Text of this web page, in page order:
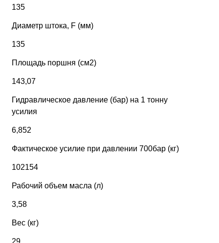
135
Диаметр штока, F (мм)
135
Площадь поршня (см2)
143,07
Гидравлическое давление (бар) на 1 тонну
усилия
6,852
Фактическое усилие при давлении 700бар (кг)
102154
Рабочий объем масла (л)
3,58
Вес (кг)